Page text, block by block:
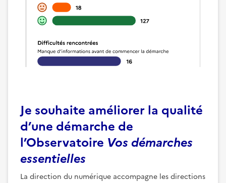
Je souhaite améliorer la qualité
d’une démarche de
l’Observatoire Vos démarches
essentielles
La direction du numérique accompagne les directions